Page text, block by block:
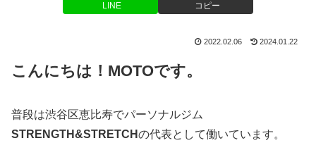
LINE コピー
2022.02.06 2024.01.22
こんにちは！MOTOです。
普段は渋谷区恵比寿でパーソナルジム
STRENGTH&STRETCHの代表として働いています。